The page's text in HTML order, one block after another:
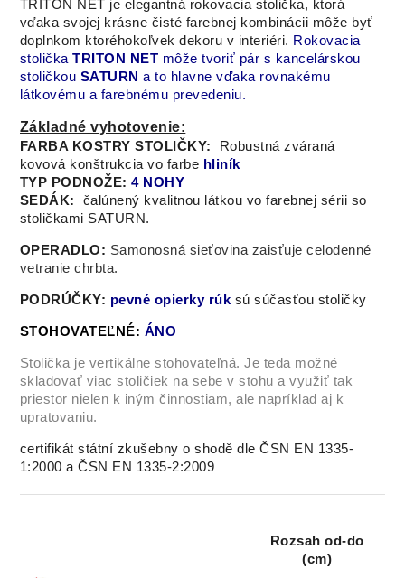
TRITON NET je elegantná rokovacia stolička, ktorá
vďaka svojej krásne čisté farebnej kombinácii môže byť
doplnkom ktoréhokoľvek dekoru v interiéri. Rokovacia
stoličkaTRITON NET môže tvoriť pár s kancelárskou
stoličkou SATURN a to hlavne vďaka rovnakému
látkovému a farebnému prevedeniu.
Základné vyhotovenie:
FARBA KOSTRY STOLIČKY:
Robustná zváraná
kovová konštrukcia vo farbe hliník
TYP PODNOŽE: 4 NOHY
SEDÁK:
čalúnený kvalitnou látkou vo farebnej sérii so
stoličkami SATURN.
OPERADLO: Samonosná sieťovina zaisťuje celodenné
vetranie chrbta.
PODRÚČKY: pevné opierky rúk sú súčasťou stoličky
STOHOVATEĽNÉ: ÁNO
Stolička je vertikálne stohovateľná. Je teda možné
skladovať viac stoličiek na sebe v stohu a využiť tak
priestor nielen k iným činnostiam, ale napríklad aj k
upratovaniu.
certifikát státní zkušebny o shodě dle ČSN EN 1335-
1:2000 a ČSN EN 1335-2:2009
Rozsah od-do
(cm)